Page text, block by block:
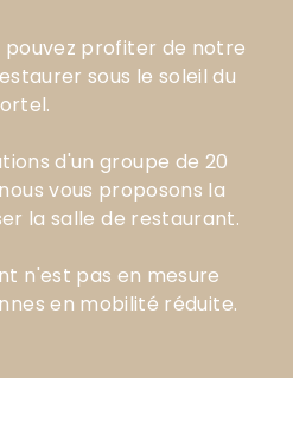
pouvez profiter de notre
sous le soleil du
d'un groupe de 20
vous proposons la
la salle de restaurant.
n'est pas en mesure
en mobilité réduite.